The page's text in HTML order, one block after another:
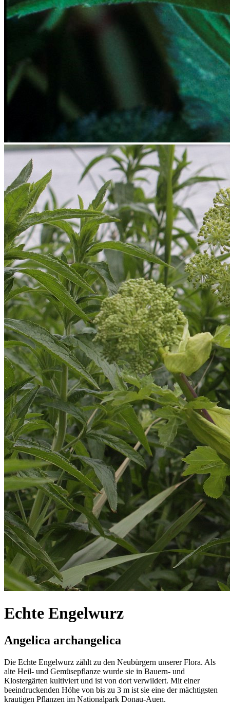
Echte Engelwurz
Angelica archangelica
Die Echte Engelwurz zählt zu den Neubürgern unserer Flora. Als
alte Heil- und Gemüsepflanze wurde sie in Bauern- und
Klostergärten kultiviert und ist von dort verwildert. Mit einer
beeindruckenden Höhe von bis zu 3 m ist sie eine der mächtigsten
krautigen Pflanzen im Nationalpark Donau-Auen.